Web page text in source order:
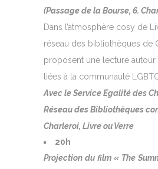
(Passage de la Bourse, 6.
Dans l’atmosphère cosy de
réseau des bibliothèques de
proposent une lecture autour
liées à la communauté
Avec le Service Egalité des
Réseau des Bibliothèques
Charleroi, Livre ou Verre
20h
Projection du film « The